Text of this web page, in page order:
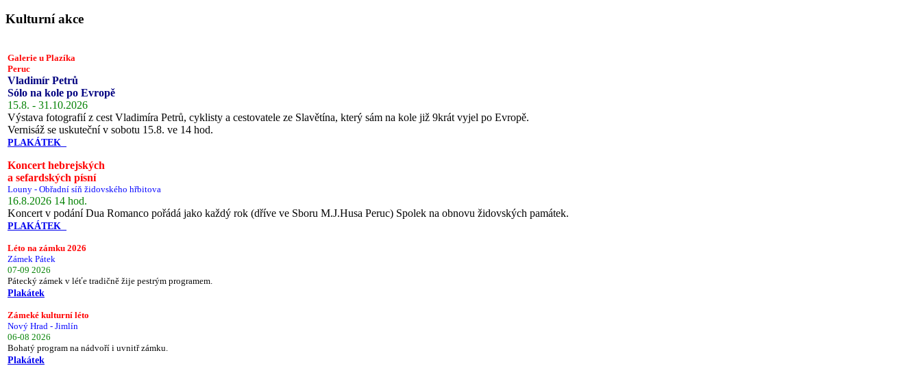
Kulturní akce
Galerie u Plazíka
Peruc
Vladimír Petrů
Sólo na kole po Evropě
15.8. - 31.10.2026
Výstava fotografií z cest Vladimíra Petrů, cyklisty a cestovatele ze Slavětína, který sám na kole již 9krát vyjel po Evropě.
Vernisáž se uskuteční v sobotu 15.8. ve 14 hod.
PLAKÁTEK
Koncert hebrejských
a sefardských písní
Louny - Obřadní síň židovského hřbitova
16.8.2026 14 hod.
Koncert v podání Dua Romanco pořádá jako každý rok (dříve ve Sboru M.J.Husa Peruc) Spolek na obnovu židovských památek.
PLAKÁTEK
Léto na zámku 2026
Zámek Pátek
07-09 2026
Pátecký zámek v léťe tradičně žije pestrým programem.
Plakátek
Zámeké kulturní léto
Nový Hrad - Jimlín
06-08 2026
Bohatý program na nádvoří i uvnitř zámku.
Plakátek